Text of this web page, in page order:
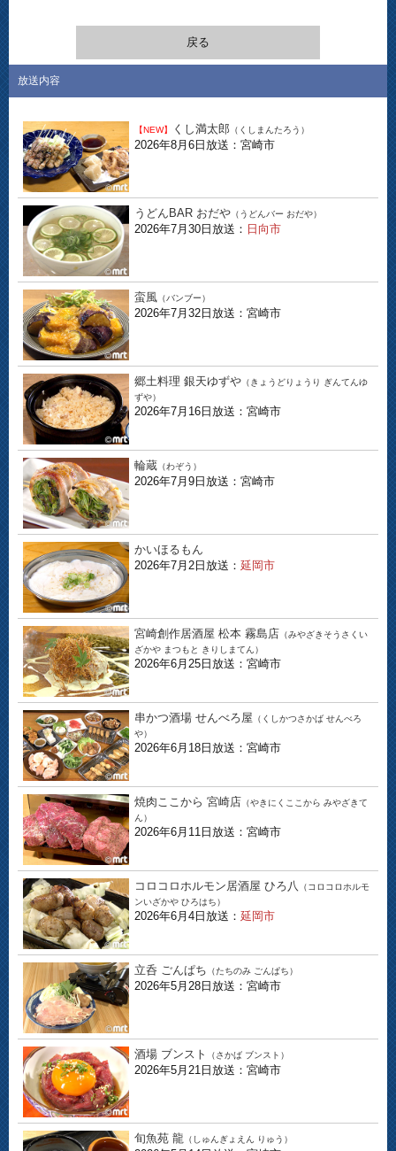
戻る
放送内容
【NEW】 くし満太郎 （くしまんたろう）
2026年8月6日放送：宮崎市
うどんBAR おだや （うどんバー おだや）
2026年7月30日放送： 日向市
蛮風 （バンブー）
2026年7月32日放送：宮崎市
郷土料理 銀天ゆずや （きょうどりょうり ぎんてんゆ
ずや）
2026年7月16日放送：宮崎市
輪蔵 （わぞう）
2026年7月9日放送：宮崎市
かいほるもん
2026年7月2日放送： 延岡市
宮崎創作居酒屋 松本 霧島店 （みやざきそうさくい
ざかや まつもと きりしまてん）
2026年6月25日放送：宮崎市
串かつ酒場 せんべろ屋 （くしかつさかば せんべろ
や）
2026年6月18日放送：宮崎市
焼肉ここから 宮崎店 （やきにくここから みやざきて
ん）
2026年6月11日放送：宮崎市
コロコロホルモン居酒屋 ひろ八
（コロコロホルモ
ンいざかや ひろはち）
2026年6月4日放送： 延岡市
立呑 ごんぱち （たちのみ ごんぱち）
2026年5月28日放送：宮崎市
酒場 ブンスト （さかば ブンスト）
2026年5月21日放送：宮崎市
旬魚苑 龍 （しゅんぎょえん りゅう）